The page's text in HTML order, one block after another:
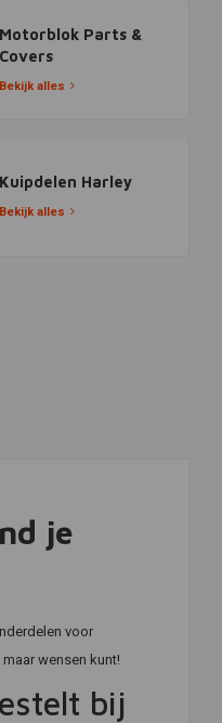
Motorblok Parts &
Covers
Bekijk alles
Kuipdelen Harley
Bekijk alles
je
voor
wensen kunt!
bij